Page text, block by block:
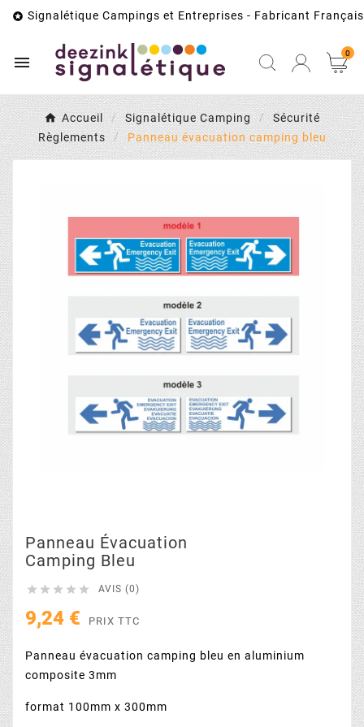
 Signalétique Campings et Entreprises - Fabricant Français
 0
Accueil Signalétique Camping
Sécurité
Règlements
Panneau évacuation camping bleu
Panneau Évacuation
Camping Bleu
     AVIS (0)
9,24 € PRIX TTC
Panneau évacuation camping bleu en aluminium
composite 3mm
format 100mm x 300mm